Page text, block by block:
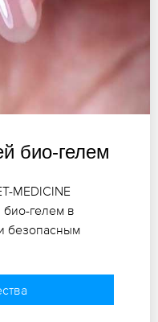
био-гелем
MEDICINE
био-гелем в
безопасным